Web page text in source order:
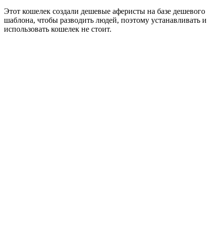
Этот кошелек создали дешевые аферисты на базе дешевого
шаблона, чтобы разводить людей, поэтому устанавливать и
использовать кошелек не стоит.